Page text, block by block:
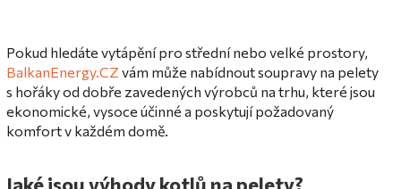
Pokud hledáte vytápění pro střední nebo velké prostory,
BalkanEnergy.CZ vám může nabídnout soupravy na pelety
s hořáky od dobře zavedených výrobců na trhu, které jsou
ekonomické, vysoce účinné a poskytují požadovaný
komfort v každém domě.